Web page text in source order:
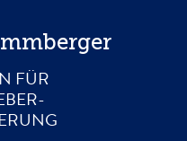
FÜR